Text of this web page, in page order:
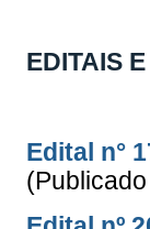
EDITAIS
Edital n°